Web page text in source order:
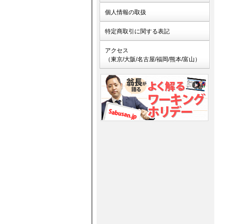
個人情報の取扱
特定商取引に関する表記
アクセス
（東京/大阪/名古屋/福岡/熊本/富山）